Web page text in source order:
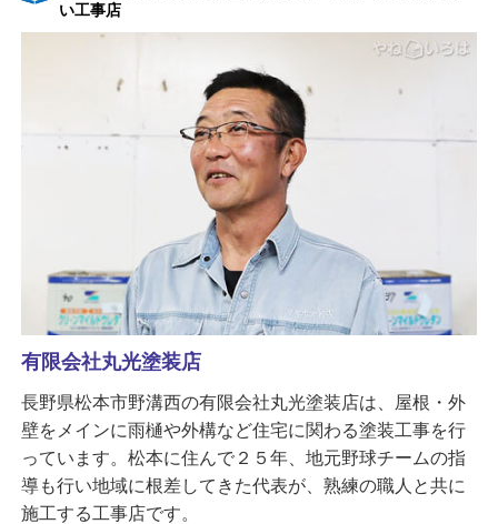
い工事店
有限会社丸光塗装店
長野県松本市野溝西の有限会社丸光塗装店は、屋根・外
壁をメインに雨樋や外構など住宅に関わる塗装工事を行
っています。松本に住んで２５年、地元野球チームの指
導も行い地域に根差してきた代表が、熟練の職人と共に
施工する工事店です。